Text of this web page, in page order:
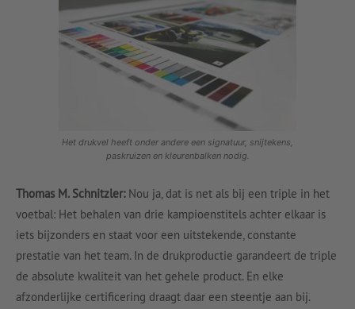
Het drukvel heeft onder andere een signatuur, snijtekens,
paskruizen en kleurenbalken nodig.
Thomas M. Schnitzler:Nou ja, dat is net als bij een triple in het
voetbal: Het behalen van drie kampioenstitels achter elkaar is
iets bijzonders en staat voor een uitstekende, constante
prestatie van het team. In de drukproductie garandeert de triple
de absolute kwaliteit van het gehele product. En elke
afzonderlijke certificering draagt daar een steentje aan bij.